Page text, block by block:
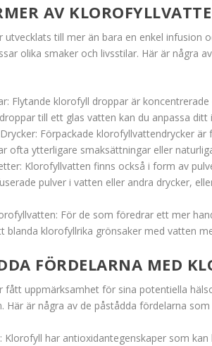
AV
utvecklats till mer än bara en enkel infusion
olika smaker och livsstilar. Här är några
Flytande klorofyll droppar är
till ett glas vatten kan du anpassa ditt
Förpackade klorofyllvattendrycker
ofta ytterligare smaksättningar eller
Klorofyllvatten finns också i form av
pulver i vatten eller andra drycker,
För de som föredrar ett mer
blanda klorofyllrika grönsaker med vatten
FÖRDELARNA MED
fått uppmärksamhet för sina potentiella
Här är några av de påstådda fördelarna
Klorofyll har antioxidantegenskaper som